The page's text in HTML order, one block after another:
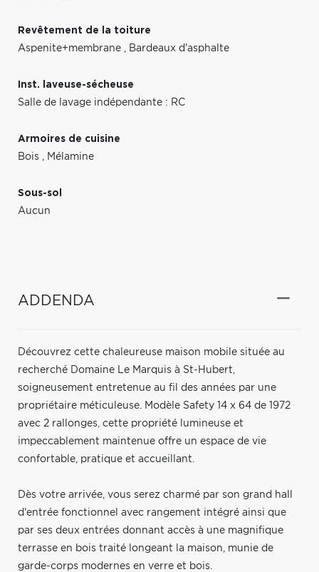
Revêtement de la toiture
Aspenite+membrane , Bardeaux d'asphalte
Inst. laveuse-sécheuse
Salle de lavage indépendante : RC
Armoires de cuisine
Bois , Mélamine
Sous-sol
Aucun
ADDENDA
Découvrez cette chaleureuse maison mobile située au
recherché Domaine Le Marquis à St-Hubert,
soigneusement entretenue au fil des années par une
propriétaire méticuleuse. Modèle Safety 14 x 64 de 1972
avec 2 rallonges, cette propriété lumineuse et
impeccablement maintenue offre un espace de vie
confortable, pratique et accueillant.
Dès votre arrivée, vous serez charmé par son grand hall
d'entrée fonctionnel avec rangement intégré ainsi que
par ses deux entrées donnant accès à une magnifique
terrasse en bois traité longeant la maison, munie de
garde-corps modernes en verre et bois.